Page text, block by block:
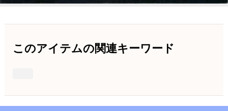
このアイテムの関連キーワード